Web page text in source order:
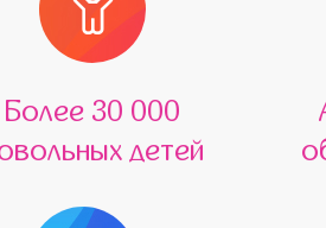
Более 30 000
детей